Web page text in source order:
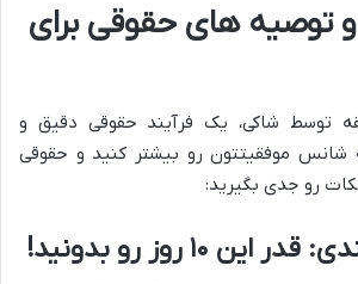
توصیه های حقوقی برای
توسط شاکی، یک فرآیند حقوقی دقیق و
شانس موفقیتتون رو بیشتر کنید و حقوقی
رو جدی بگیرید:
۱۰ روز رو بدونید!